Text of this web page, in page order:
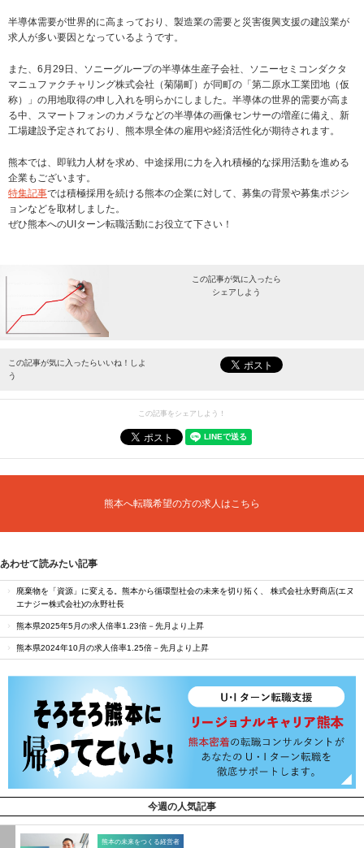
半導体需要が世界的に高まっており、製造業の需要と災害復興支援の建設業が
求人が多い要因となっているようです。
また、6月29日、ソニーグループの半導体生産子会社、ソニーセミコンダクタ
マニュファクチャリング株式会社（菊陽町）が同町の「第二原水工業団地（仮
称）」の用地取得の申し入れを明らかにしました。半導体の世界的需要が高ま
る中、スマートフォンのカメラなどの半導体の画像センサーの増産に備え、新
工場建設予定されており、熊本県全体の雇用や経済活性化が期待されます。
熊本では、即戦力人材を求め、中途採用に力を入れ積極的な採用活動を進める
企業もございます。
特集記事では積極採用を続ける熊本の企業に対して、募集の背景や募集ポジシ
ョンなどを取材しました。
ぜひ熊本へのUIターン転職活動にお役立て下さい！
この記事が気に入ったら
シェアしよう
最新情報をお届けします。
この記事が気に入ったらいいね！しよ
う
この記事をシェアしよう！
熊本へ転職希望の方の求人はこちら
あわせて読みたい記事
廃棄物を「資源」に変える。熊本から循環型社会の未来を切り拓く、 株式会社永野商店(エヌ
エナジー株式会社)の永野社長
熊本県2025年5月の求人倍率1.23倍－先月より上昇
熊本県2024年10月の求人倍率1.25倍－先月より上昇
今週の人気記事
熊本の未来をつくる経営者